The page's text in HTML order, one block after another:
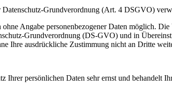
Grundverordnung (Art. 4 DSGVO)
Angabe personenbezogener Daten möglich.
Grundverordnung (DS-GVO) und in
Ihre ausdrückliche Zustimmung nicht an Dritte
persönlichen Daten sehr ernst und behandelt